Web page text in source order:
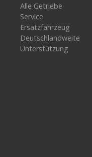
Alle Getriebe
Service
Ersatzfahrzeug
Deutschlandweite
Unterstützung